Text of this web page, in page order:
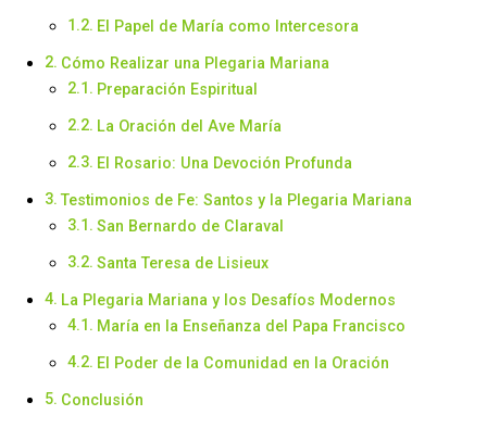
El Papel de María como Intercesora
Cómo Realizar una Plegaria Mariana
Preparación Espiritual
La Oración del Ave María
El Rosario: Una Devoción Profunda
Testimonios de Fe: Santos y la Plegaria Mariana
San Bernardo de Claraval
Santa Teresa de Lisieux
La Plegaria Mariana y los Desafíos Modernos
María en la Enseñanza del Papa Francisco
El Poder de la Comunidad en la Oración
Conclusión